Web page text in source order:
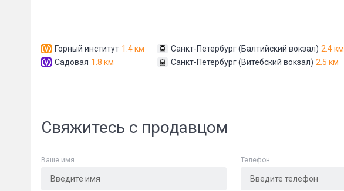
Горный институт 1.4 км
Садовая 1.8 км
Санкт-Петербург (Балтийский вокзал) 2.4 км
Санкт-Петербург (Витебский вокзал) 2.5 км
Свяжитесь с продавцом
Ваше имя Телефон